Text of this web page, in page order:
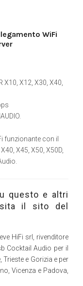
WiFi
X10, X12, X30, X40,
funzionante con il
X45, X50, X50D,
questo e altri
il sito del
HiFi srl, rivenditore
Cocktail Audio per il
Trieste e Gorizia e per
Vicenza e Padova,